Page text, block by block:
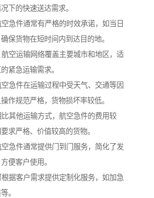
下的快速送达需求。
急件通常有严格的时效承诺，如当日
保货物在短时间内到达目的地。
空运输网络覆盖主要城市和地区，适
紧急运输需求。
急件在运输过程中受天气、交通等因
作规范严格，货物损坏率较低。
其他运输方式，航空急件的费用较
求严格、价值较高的货物。
急件通常提供门到门服务，简化了发
便客户使用。
据客户需求提供定制化服务，如加急
。